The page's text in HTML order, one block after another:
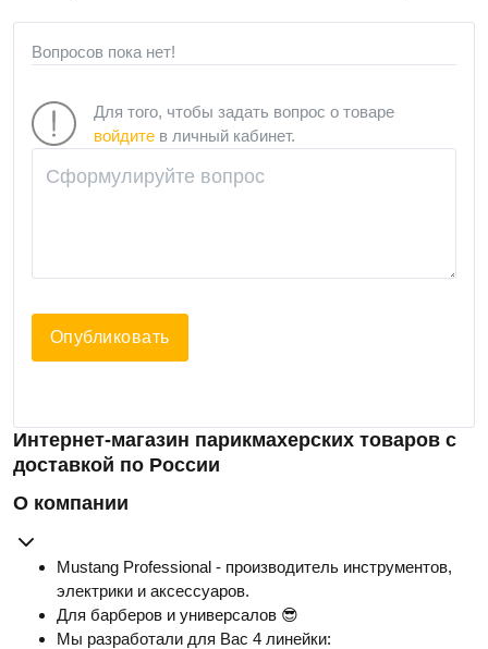
Вопросов пока нет!
Для того, чтобы задать вопрос о товаре
войдите в личный кабинет.
Опубликовать
Интернет-магазин парикмахерских товаров с
доставкой по России
О компании
Mustang Professional - производитель инструментов,
электрики и аксессуаров.
Для барберов и универсалов 😎
Мы разработали для Вас 4 линейки: